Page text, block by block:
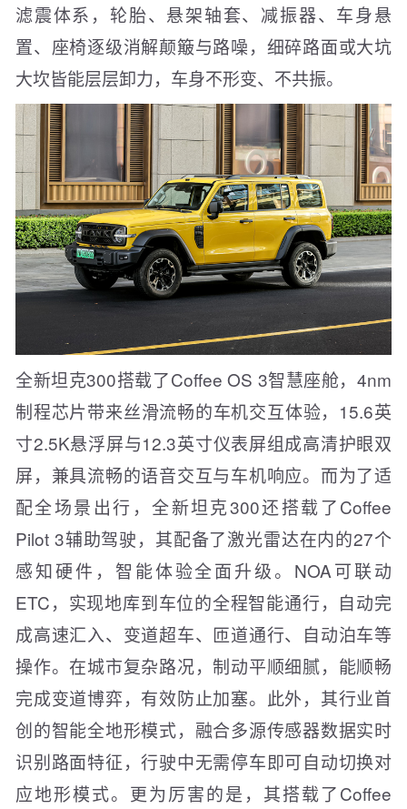
滤震体系，轮胎、悬架轴套、减振器、车身悬
置、座椅逐级消解颠簸与路噪，细碎路面或大坑
大坎皆能层层卸力，车身不形变、不共振。
全新坦克300搭载了Coffee OS 3智慧座舱，4nm
制程芯片带来丝滑流畅的车机交互体验，15.6英
寸2.5K悬浮屏与12.3英寸仪表屏组成高清护眼双
屏，兼具流畅的语音交互与车机响应。而为了适
配全场景出行，全新坦克300还搭载了Coffee
Pilot 3辅助驾驶，其配备了激光雷达在内的27个
感知硬件，智能体验全面升级。NOA可联动
ETC，实现地库到车位的全程智能通行，自动完
成高速汇入、变道超车、匝道通行、自动泊车等
操作。在城市复杂路况，制动平顺细腻，能顺畅
完成变道博弈，有效防止加塞。此外，其行业首
创的智能全地形模式，融合多源传感器数据实时
识别路面特征，行驶中无需停车即可自动切换对
应地形模式。更为厉害的是，其搭载了Coffee